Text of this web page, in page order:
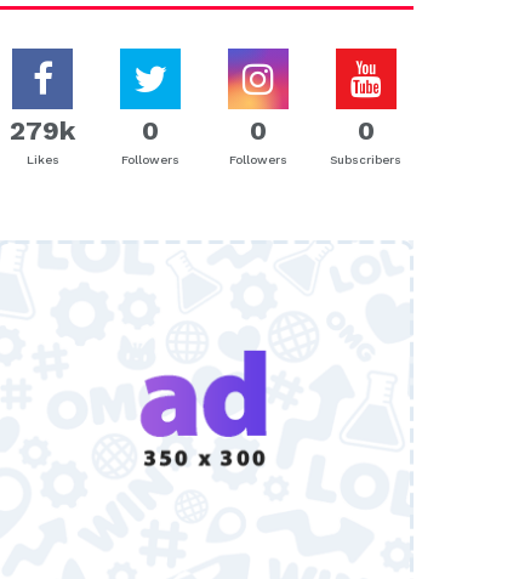
279k
Likes
0
Followers
0
Followers
0
Subscribers